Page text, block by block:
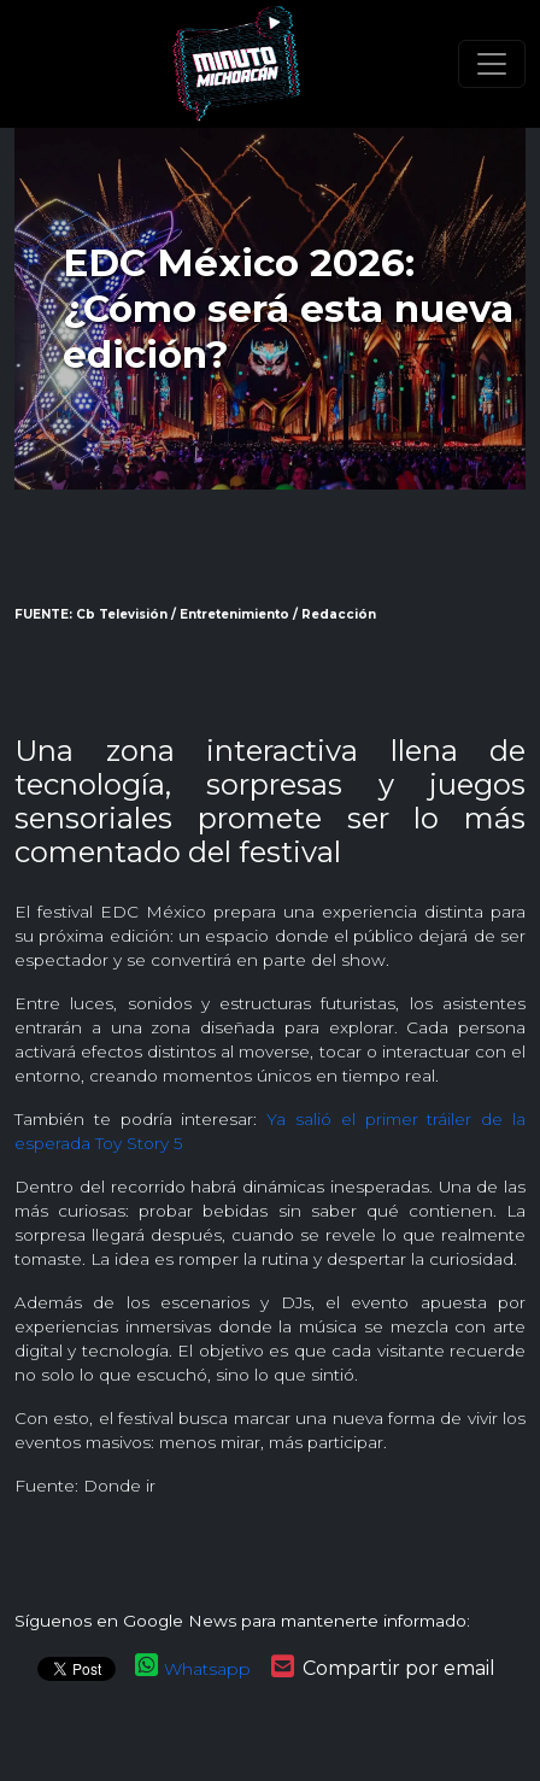
EDC México 2026:
¿Cómo será esta nueva
edición?
FUENTE: Cb Televisión / Entretenimiento / Redacción
Una zona interactiva llena de
tecnología, sorpresas y juegos
sensoriales promete ser lo más
comentado del festival
El festival EDC México prepara una experiencia distinta para
su próxima edición: un espacio donde el público dejará de ser
espectador y se convertirá en parte del show.
Entre luces, sonidos y estructuras futuristas, los asistentes
entrarán a una zona diseñada para explorar. Cada persona
activará efectos distintos al moverse, tocar o interactuar con el
entorno, creando momentos únicos en tiempo real.
También te podría interesar:Ya salió el primer tráiler de la
esperada Toy Story 5
Dentro del recorrido habrá dinámicas inesperadas. Una de las
más curiosas: probar bebidas sin saber qué contienen. La
sorpresa llegará después, cuando se revele lo que realmente
tomaste. La idea es romper la rutina y despertar la curiosidad.
Además de los escenarios y DJs, el evento apuesta por
experiencias inmersivas donde la música se mezcla con arte
digital y tecnología. El objetivo es que cada visitante recuerde
no solo lo que escuchó, sino lo que sintió.
Con esto, el festival busca marcar una nueva forma de vivir los
eventos masivos: menos mirar, más participar.
Fuente: Donde ir
Síguenos en Google News para mantenerte informado:
Whatsapp Compartir por email